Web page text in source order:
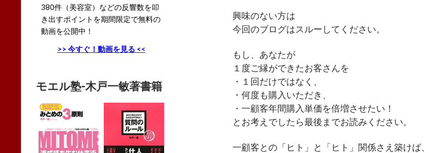
興味のない方は
今回のブログはスルーしてください。
もし、あなたが
１度ご縁ができたお客さんを
・１回だけではなく、
・何度も購入いただき、
・一顧客年間購入単価を倍増させたい！
とお考えでしたら最後までお読みください。
一顧客との「ヒト」と「ヒト」関係さえ築けば、
380件（美容室）などの反響数を叩
き出すポイントを期間限定で無料の
動画を公開中！
>> 今すぐ！動画を見る <<
モエル塾-木戸一敏著書籍